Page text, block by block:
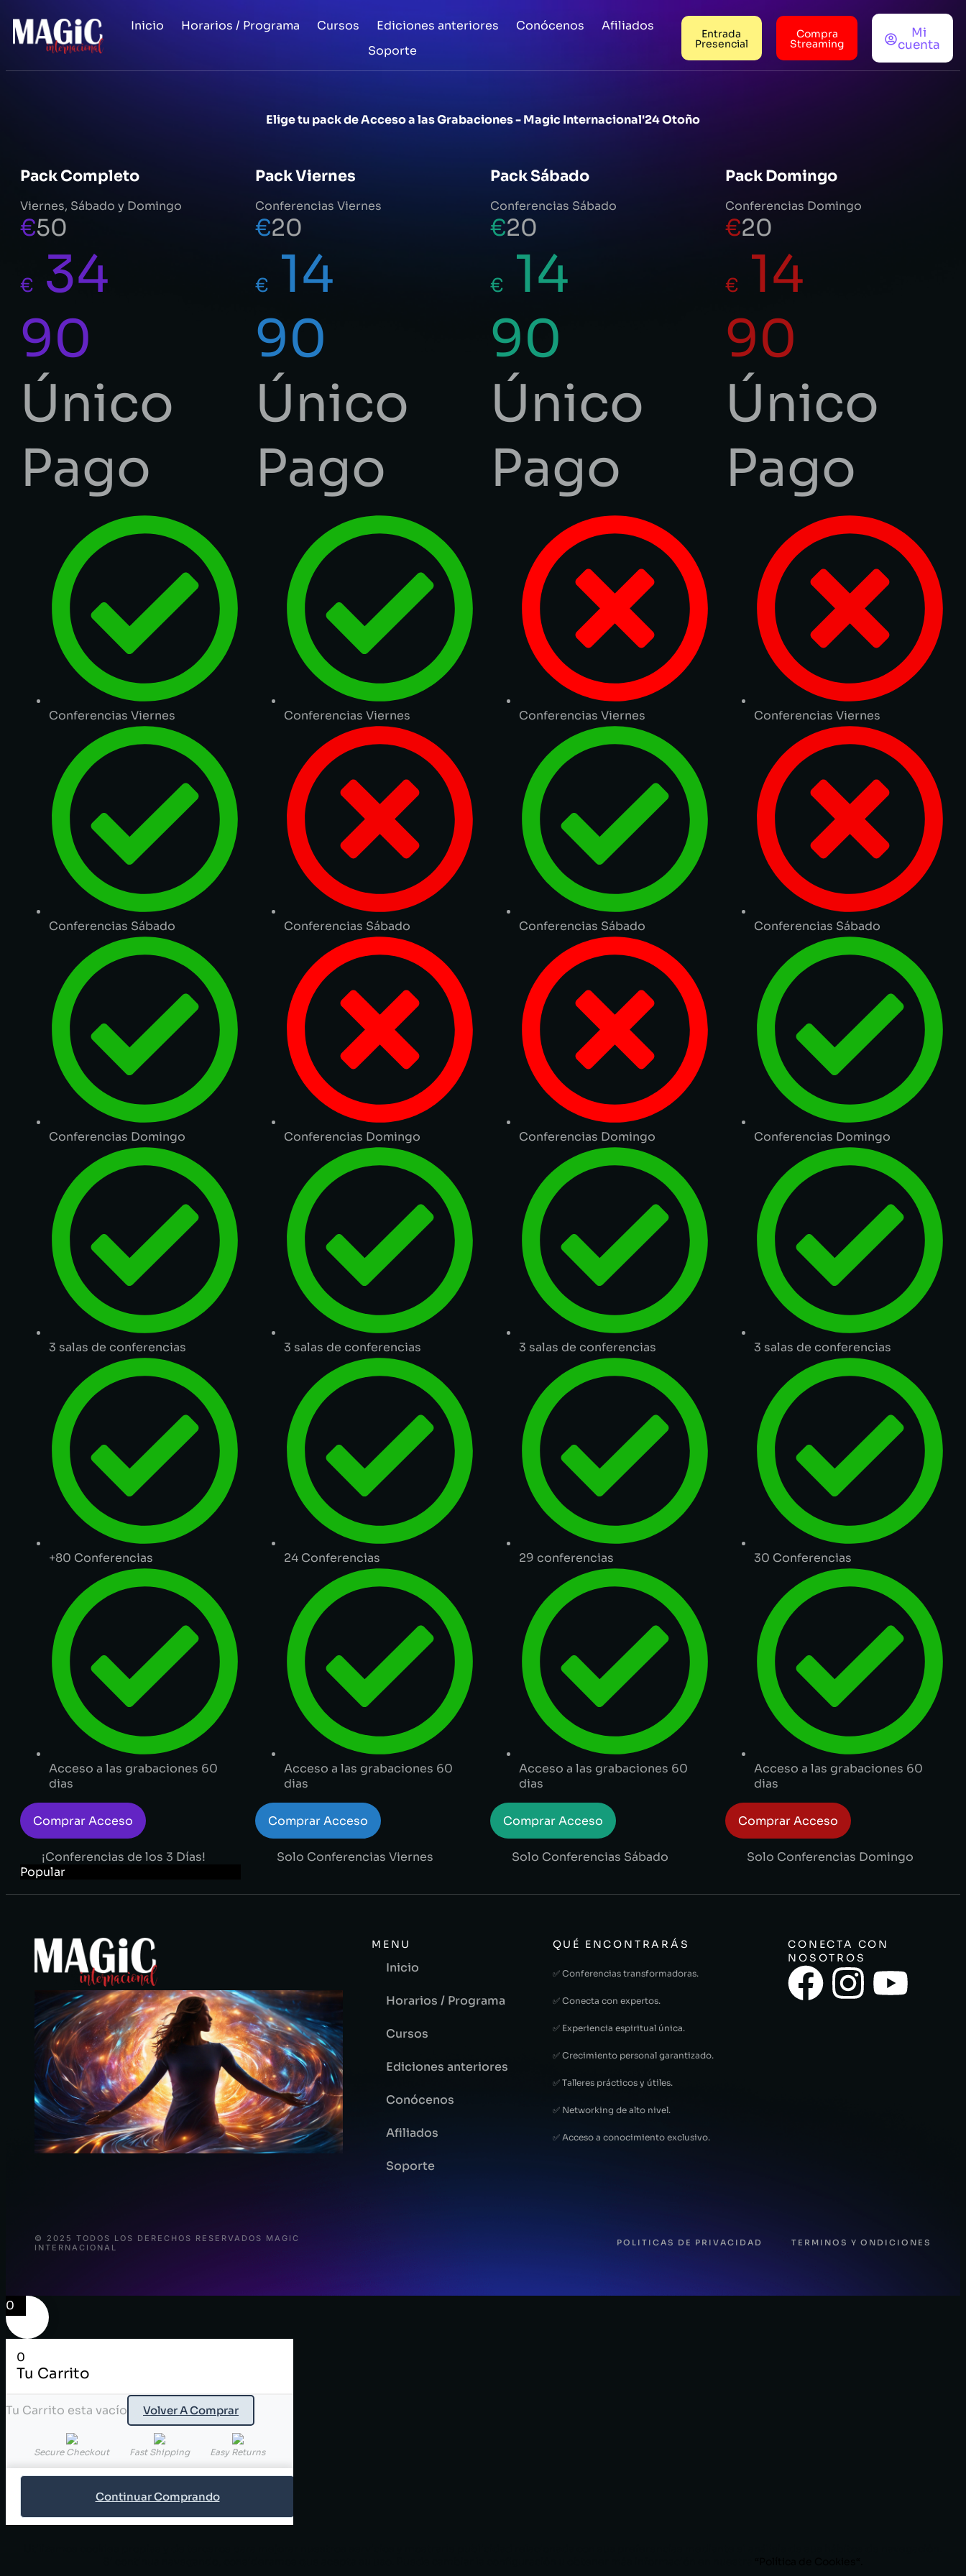
Inicio Horarios / Programa Cursos Ediciones anteriores Conócenos
Afiliados
Soporte
Entrada
Presencial
Compra
Streaming
Mi
cuenta
Elige tu pack de Acceso a las Grabaciones - Magic Internacional'24 Otoño
Pack Completo
Viernes, Sábado y Domingo
€50
€ 34
90
Único
Pago
Conferencias Viernes
Conferencias Sábado
Conferencias Domingo
3 salas de conferencias
+80 Conferencias
Acceso a las grabaciones 60
dias
Comprar Acceso
¡Conferencias de los 3 Días!
Popular
Pack Viernes
Conferencias Viernes
€20
€ 14
90
Único
Pago
Conferencias Viernes
Conferencias Sábado
Conferencias Domingo
3 salas de conferencias
24 Conferencias
Acceso a las grabaciones 60
dias
Comprar Acceso
Solo Conferencias Viernes
Pack Sábado
Conferencias Sábado
€20
€ 14
90
Único
Pago
Conferencias Viernes
Conferencias Sábado
Conferencias Domingo
3 salas de conferencias
29 conferencias
Acceso a las grabaciones 60
dias
Comprar Acceso
Solo Conferencias Sábado
Pack Domingo
Conferencias Domingo
€20
€ 14
90
Único
Pago
Conferencias Viernes
Conferencias Sábado
Conferencias Domingo
3 salas de conferencias
30 Conferencias
Acceso a las grabaciones 60
dias
Comprar Acceso
Solo Conferencias Domingo
MENU
Inicio
Horarios / Programa
Cursos
Ediciones anteriores
Conócenos
Afiliados
Soporte
QUÉ ENCONTRARÁS
✅ Conferencias transformadoras.
✅ Conecta con expertos.
✅ Experiencia espiritual única.
✅ Crecimiento personal garantizado.
✅ Talleres prácticos y útiles.
✅ Networking de alto nivel.
✅ Acceso a conocimiento exclusivo.
CONECTA CON
NOSOTROS
© 2025 TODOS LOS DERECHOS RESERVADOS MAGIC
INTERNACIONAL
POLITICAS DE PRIVACIDAD TERMINOS Y ONDICIONES
0
0
Tu Carrito
Tu Carrito esta vacío Volver A Comprar
Secure Checkout Fast Shipping Easy Returns
Continuar Comprando